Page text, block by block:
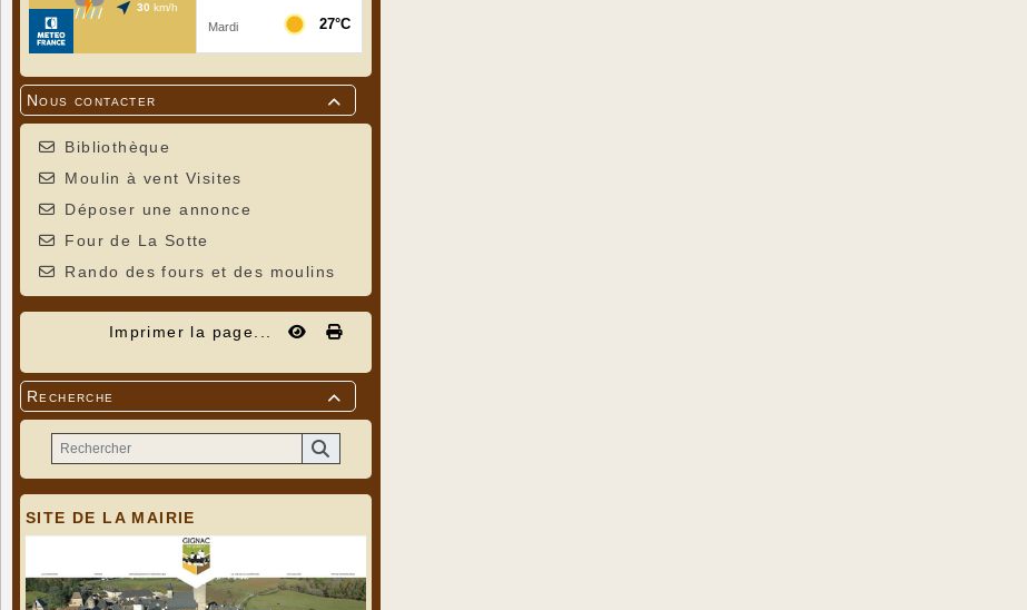

Nous contacter
Bibliothèque
Moulin à vent Visites
Déposer une annonce
Four de La Sotte
Rando des fours et des moulins
Imprimer la page...

Recherche
SITE DE LA MAIRIE